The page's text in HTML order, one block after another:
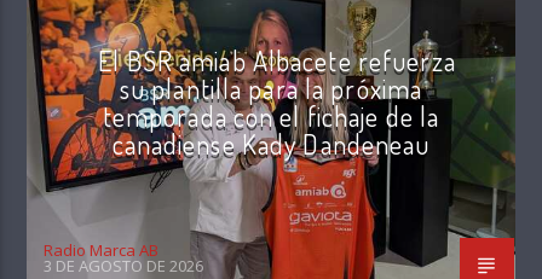
El BSR amiab Albacete refuerza
su plantilla para la próxima
temporada con el fichaje de la
canadiense Kady Dandeneau
Radio Marca AB
3 DE AGOSTO DE 2026